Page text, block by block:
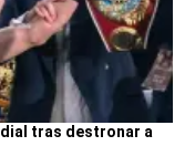
tras destronar a